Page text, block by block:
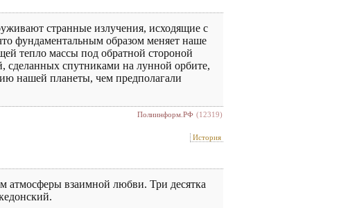
странные излучения, исходящие с
фундаментальным образом меняет наше
тепло массы под обратной стороной
сделанных спутниками на лунной орбите,
нашей планеты, чем предполагали
Полиинформ.РФ (12319)
История
атмосферы взаимной любви. Три десятка